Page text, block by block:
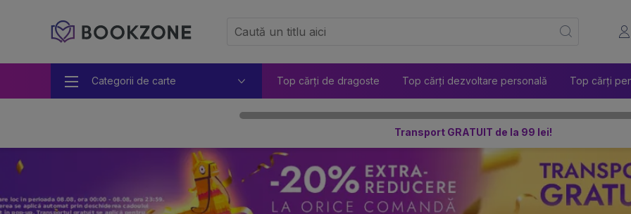
Categorii de carte Top cărți de dragoste Top cărți dezvoltare personală Top cărți
Transport GRATUIT de la 99 lei!